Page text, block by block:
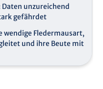
Daten unzureichend
gefährdet
wendige Fledermausart,
und ihre Beute mit